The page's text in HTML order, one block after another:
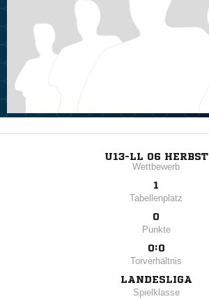
U13-LL 06 HERBST
Wettbewerb
1
Tabellenplatz
0
Punkte
0:0
Torverhältnis
LANDESLIGA
Spielklasse